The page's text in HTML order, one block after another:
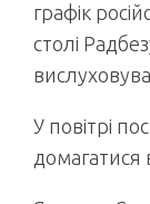
графік
столі
У повітрі
домагатися